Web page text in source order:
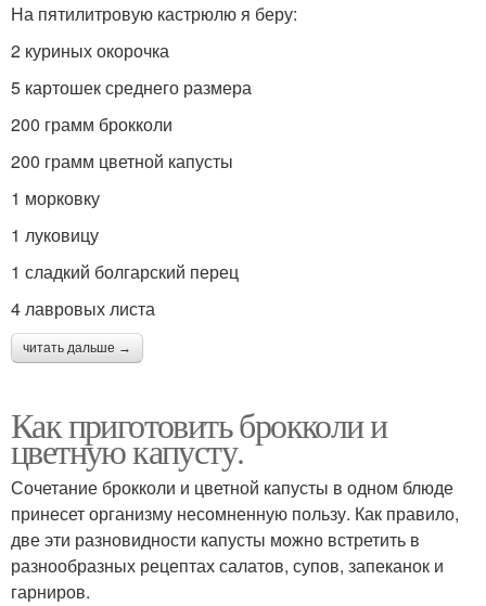
На пятилитровую кастрюлю я беру:
2 куриных окорочка
5 картошек среднего размера
200 грамм брокколи
200 грамм цветной капусты
1 морковку
1 луковицу
1 сладкий болгарский перец
4 лавровых листа
читать дальше →
Как приготовить брокколи и
цветную капусту.
Сочетание брокколи и цветной капусты в одном блюде
принесет организму несомненную пользу. Как правило,
две эти разновидности капусты можно встретить в
разнообразных рецептах салатов, супов, запеканок и
гарниров.